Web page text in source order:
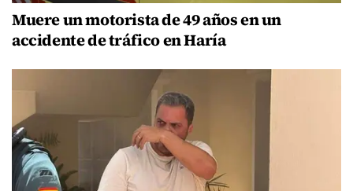
Muere un motorista de 49 años en un
accidente de tráfico en Haría